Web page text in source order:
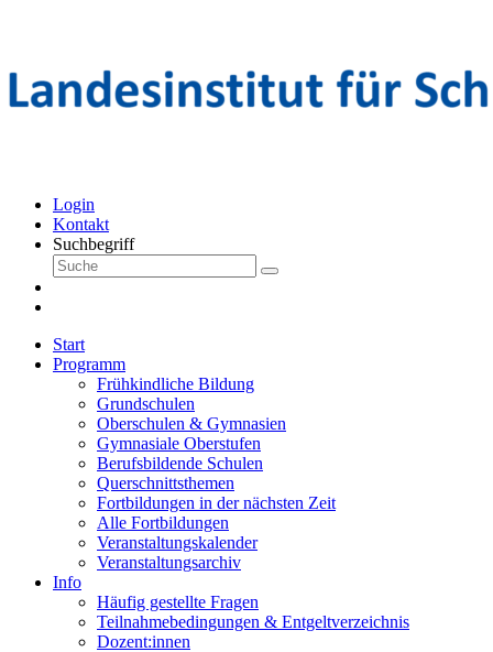
Login
Kontakt
Suchbegriff
Start
Programm
Frühkindliche Bildung
Grundschulen
Oberschulen & Gymnasien
Gymnasiale Oberstufen
Berufsbildende Schulen
Querschnittsthemen
Fortbildungen in der nächsten Zeit
Alle Fortbildungen
Veranstaltungskalender
Veranstaltungsarchiv
Info
Häufig gestellte Fragen
Teilnahmebedingungen & Entgeltverzeichnis
Dozent:innen